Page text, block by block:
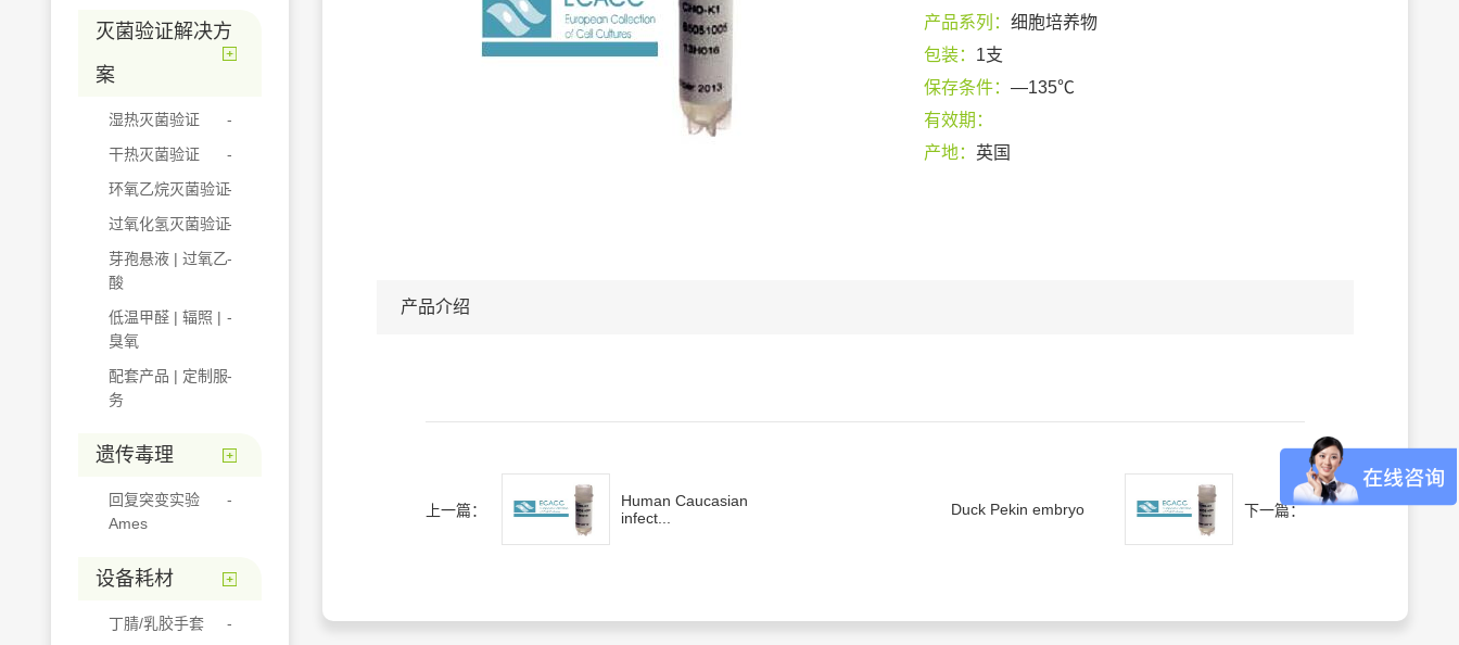
灭菌验证解决方
案
湿热灭菌验证
干热灭菌验证
环氧乙烷灭菌验证
过氧化氢灭菌验证
芽孢悬液 | 过氧乙
酸
低温甲醛 | 辐照 |
臭氧
配套产品 | 定制服
务
遗传毒理
回复突变实验
Ames
设备耗材
丁腈/乳胶手套
产品系列： 细胞培养物
包装： 1支
保存条件： —135℃
有效期：
产地： 英国
产品介绍
上一篇：
Human Caucasian
infect...
Duck Pekin embryo 下一篇：